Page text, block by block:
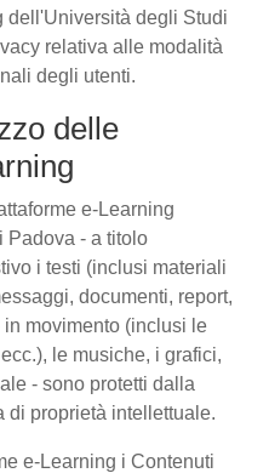
dell'Università degli Studi
relativa alle modalità
degli utenti.
delle
e-Learning
Padova - a titolo
i testi (inclusi materiali
documenti, report,
movimento (inclusi le
le musiche, i grafici,
- sono protetti dalla
di proprietà intellettuale.
e-Learning i Contenuti